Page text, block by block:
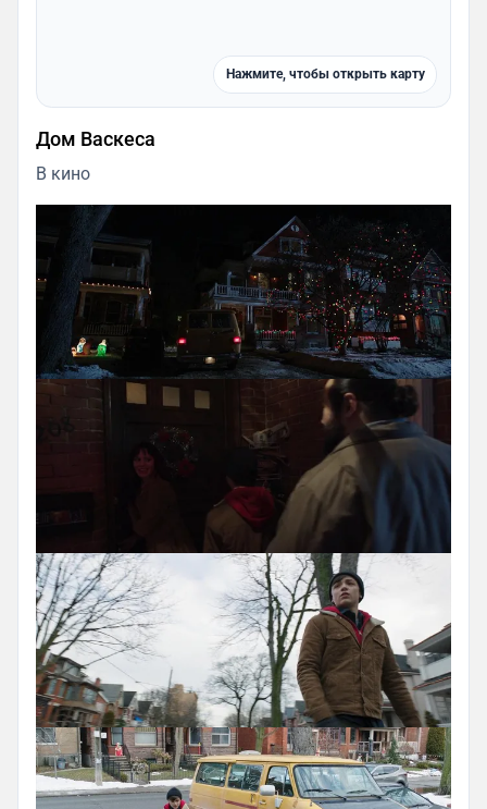
Нажмите, чтобы открыть карту
Дом Васкеса
В кино